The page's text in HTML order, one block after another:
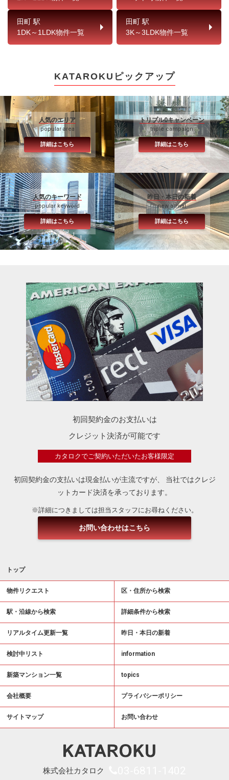
田町 駅
1DK～1LDK物件一覧
田町 駅
3K～3LDK物件一覧
KATAROKUピックアップ
人気のエリア
popular area
詳細はこちら
トリプル0キャンペーン
triple campaign
詳細はこちら
人気のキーワード
popular keyword
詳細はこちら
昨日・本日の新着
new arrival
詳細はこちら
初回契約金のお支払いは
クレジット決済が可能です
カタロクでご契約いただいたお客様限定
初回契約金の支払いは現金払いが主流ですが、
当社ではクレジ
ットカード決済を承っております。
※詳細につきましては担当スタッフにお尋ねください。
お問い合わせはこちら
トップ
物件リクエスト 区・住所から検索
駅・沿線から検索 詳細条件から検索
リアルタイム更新一覧 昨日・本日の新着
検討中リスト information
新築マンション一覧 topics
会社概要 プライバシーポリシー
サイトマップ お問い合わせ
株式会社カタロク